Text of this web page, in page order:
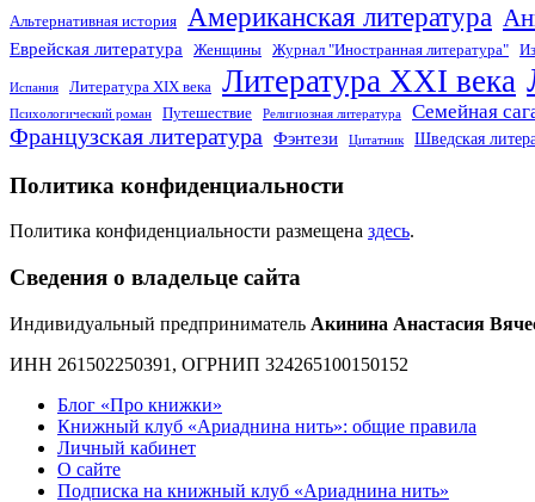
Альтернативная история Американская литература
Еврейская литература Женщины Журнал "Иностранная литература"
Испания Литература XIX века Литература XXI века
Психологический роман Путешествие Религиозная литература Семейная
Французская литература Фэнтези Цитатник Шведская
Политика конфиденциальности
Политика конфиденциальности размещена здесь.
Сведения о владельце сайта
Индивидуальный предприниматель Акинина Анастасия
ИНН 261502250391, ОГРНИП 324265100150152
Блог «Про книжки»
Книжный клуб «Ариаднина нить»: общие правила
Личный кабинет
О сайте
Подписка на книжный клуб «Ариаднина нить»